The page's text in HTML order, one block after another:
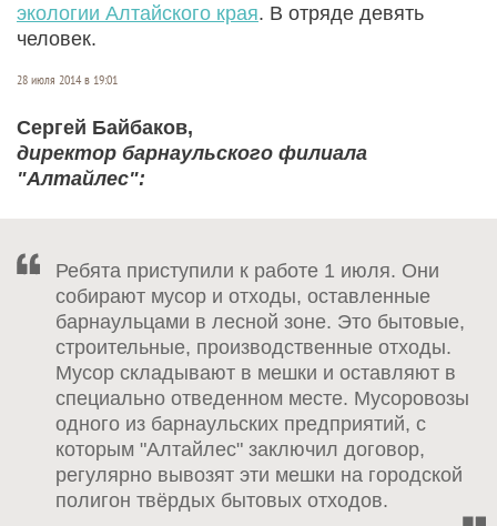
экологии Алтайского края. В отряде девять
человек.
28 июля 2014 в 19:01
Сергей Байбаков,
директор барнаульского филиала
"Алтайлес":
Ребята приступили к работе 1 июля. Они
собирают мусор и отходы, оставленные
барнаульцами в лесной зоне. Это бытовые,
строительные, производственные отходы.
Мусор складывают в мешки и оставляют в
специально отведенном месте. Мусоровозы
одного из барнаульских предприятий, с
которым "Алтайлес" заключил договор,
регулярно вывозят эти мешки на городской
полигон твёрдых бытовых отходов.